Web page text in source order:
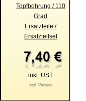
Topfbohrung / 110
Grad
Ersatzteile /
Ersatzteilset
inkl. UST
zzgl. Versand